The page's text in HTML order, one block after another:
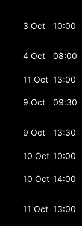
3 Oct 10:00
4 Oct 08:00
11 Oct 13:00
9 Oct 09:30
9 Oct 13:30
10 Oct 10:00
10 Oct 14:00
11 Oct 13:00